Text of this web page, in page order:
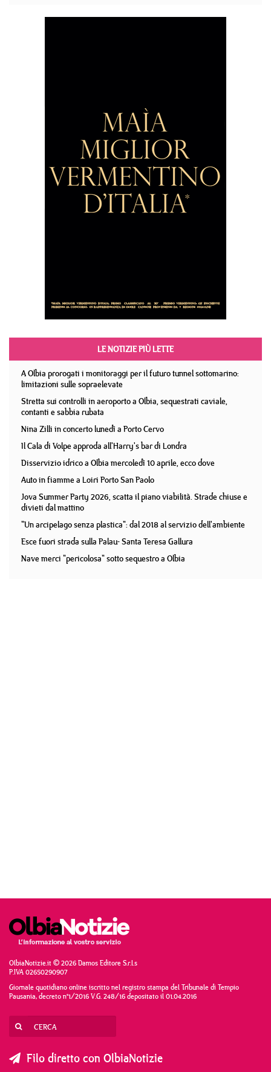
LE NOTIZIE PIÙ LETTE
A Olbia prorogati i monitoraggi per il futuro tunnel sottomarino:
limitazioni sulle sopraelevate
Stretta sui controlli in aeroporto a Olbia, sequestrati caviale,
contanti e sabbia rubata
Nina Zilli in concerto lunedì a Porto Cervo
Il Cala di Volpe approda all'Harry's bar di Londra
Disservizio idrico a Olbia mercoledì 10 aprile, ecco dove
Auto in fiamme a Loiri Porto San Paolo
Jova Summer Party 2026, scatta il piano viabilità. Strade chiuse e
divieti dal mattino
"Un arcipelago senza plastica": dal 2018 al servizio dell'ambiente
Esce fuori strada sulla Palau- Santa Teresa Gallura
Nave merci "pericolosa" sotto sequestro a Olbia
OlbiaNotizie.it © 2026 Damos Editore S.r.l.s
P.IVA 02650290907
Giornale quotidiano online iscritto nel registro stampa del Tribunale di Tempio
Pausania, decreto n°1/2016 V.G. 248/16 depositato il 01.04.2016
Filo diretto con OlbiaNotizie